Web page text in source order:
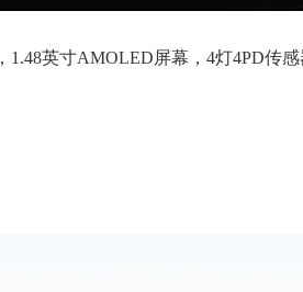
1.48英寸AMOLED屏幕，4灯4PD传